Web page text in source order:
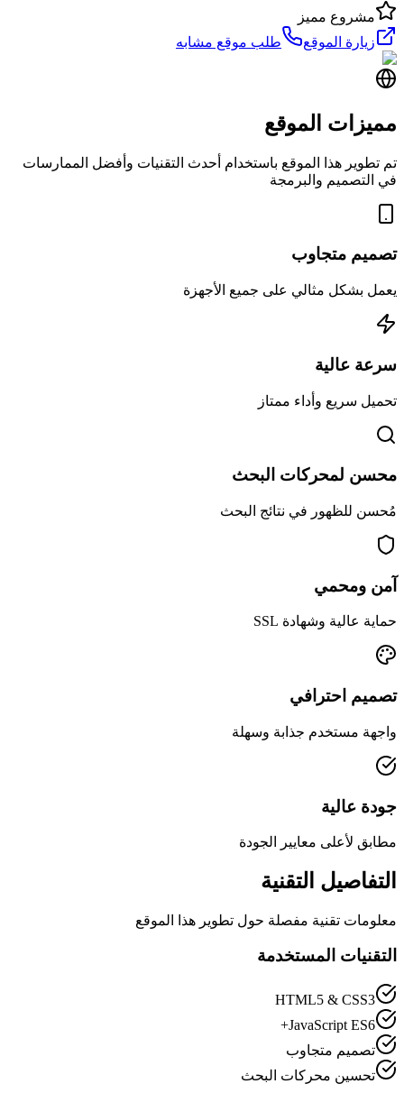
مشروع مميز
زيارة الموقع
طلب موقع مشابه
مميزات الموقع
تم تطوير هذا الموقع باستخدام أحدث التقنيات وأفضل الممارسات
في التصميم والبرمجة
تصميم متجاوب
يعمل بشكل مثالي على جميع الأجهزة
سرعة عالية
تحميل سريع وأداء ممتاز
محسن لمحركات البحث
مُحسن للظهور في نتائج البحث
آمن ومحمي
حماية عالية وشهادة SSL
تصميم احترافي
واجهة مستخدم جذابة وسهلة
جودة عالية
مطابق لأعلى معايير الجودة
التفاصيل التقنية
معلومات تقنية مفصلة حول تطوير هذا الموقع
التقنيات المستخدمة
HTML5 & CSS3
JavaScript ES6+
تصميم متجاوب
تحسين محركات البحث